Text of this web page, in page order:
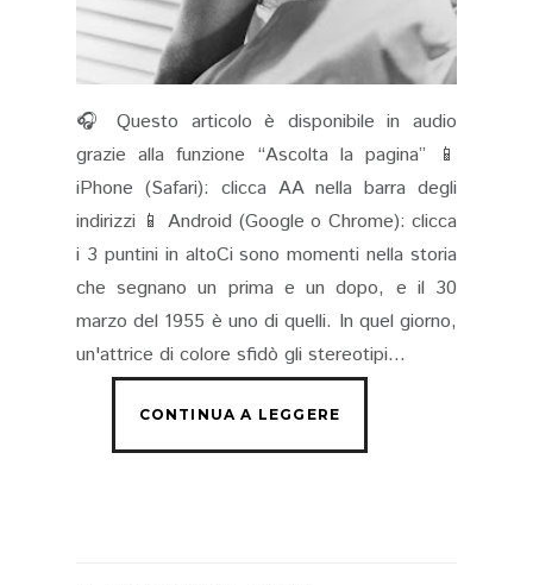
🎧 Questo articolo è disponibile in audio
grazie alla funzione “Ascolta la pagina” 📱
iPhone (Safari): clicca AA nella barra degli
indirizzi 📱 Android (Google o Chrome): clicca
i 3 puntini in altoCi sono momenti nella storia
che segnano un prima e un dopo, e il 30
marzo del 1955 è uno di quelli. In quel giorno,
un'attrice di colore sfidò gli stereotipi...